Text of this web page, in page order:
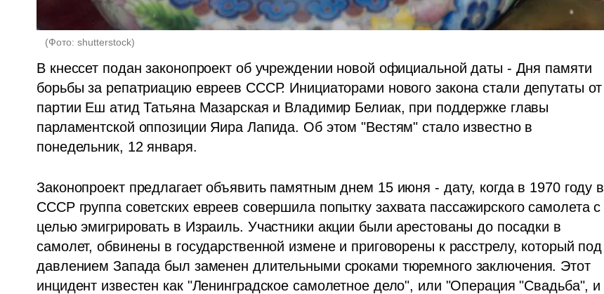
(Фото: shutterstock)
В кнессет подан законопроект об учреждении новой официальной даты - Дня памяти
борьбы за репатриацию евреев СССР. Инициаторами нового закона стали депутаты от
партии Еш атид Татьяна Мазарская и Владимир Белиак, при поддержке главы
парламентской оппозиции Яира Лапида. Об этом "Вестям" стало известно в
понедельник, 12 января.
Законопроект предлагает объявить памятным днем 15 июня - дату, когда в 1970 году в
СССР группа советских евреев совершила попытку захвата пассажирского самолета с
целью эмигрировать в Израиль. Участники акции были арестованы до посадки в
самолет, обвинены в государственной измене и приговорены к расстрелу, который под
давлением Запада был заменен длительными сроками тюремного заключения. Этот
инцидент известен как "Ленинградское самолетное дело", или "Операция "Свадьба", и